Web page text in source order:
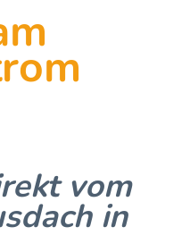
vom
in